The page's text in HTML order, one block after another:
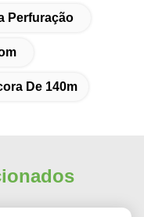
Perfuração
De 140m